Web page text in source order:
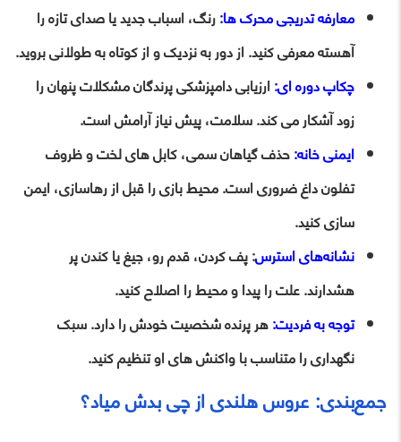
معارفه تدریجی محرک ها:رنگ، اسباب جدید یا صدای تازه را
آهسته معرفی کنید. از دور به نزدیک و از کوتاه به طولانی بروید.
چکاپ دوره ای:ارزیابی دامپزشکی پرندگان مشکلات پنهان را
زود آشکار می کند. سلامت، پیش نیاز آرامش است.
ایمنی خانه:حذف گیاهان سمی، کابل های لخت و ظروف
تفلون داغ ضروری است. محیط بازی را قبل از رهاسازی، ایمن
سازی کنید.
نشانه‌های استرس: پف‌ کردن، قدم‌ رو، جیغ یا کندن پر
هشدارند. علت را پیدا و محیط را اصلاح کنید.
توجه به فردیت:هر پرنده شخصیت خودش را دارد. سبک
نگهداری را متناسب با واکنش های او تنظیم کنید.
جمع‌بندی: عروس هلندی از چی بدش میاد؟